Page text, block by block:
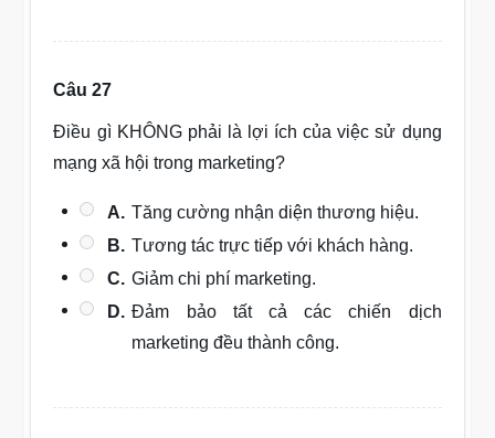
Câu 27
Điều gì KHÔNG phải là lợi ích của việc sử dụng
mạng xã hội trong marketing?
A. Tăng cường nhận diện thương hiệu.
B. Tương tác trực tiếp với khách hàng.
C. Giảm chi phí marketing.
D. Đảm bảo tất cả các chiến dịch
marketing đều thành công.